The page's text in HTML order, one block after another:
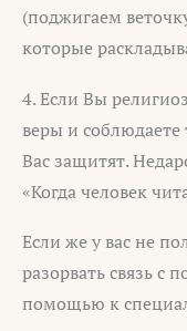
(поджигаем
которые
4. Если Вы
веры и соблюдаете
Вас защитят.
«Когда человек
Если же у вас не
разорвать связь с
помощью к